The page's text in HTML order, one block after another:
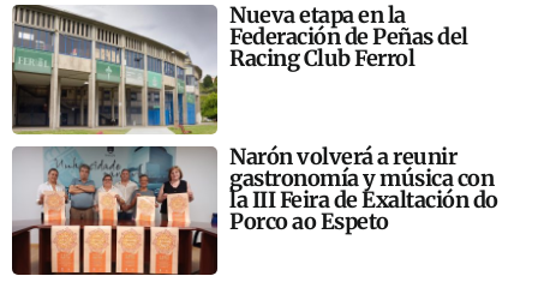
Nueva etapa en la
Federación de Peñas del
Racing Club Ferrol
Narón volverá a reunir
gastronomía y música con
la III Feira de Exaltación do
Porco ao Espeto